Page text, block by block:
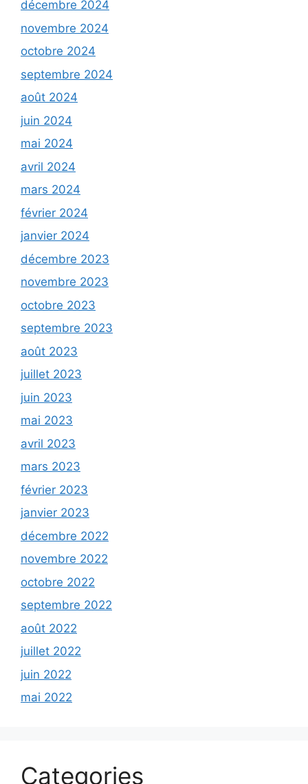
décembre 2024
novembre 2024
octobre 2024
septembre 2024
août 2024
juin 2024
mai 2024
avril 2024
mars 2024
février 2024
janvier 2024
décembre 2023
novembre 2023
octobre 2023
septembre 2023
août 2023
juillet 2023
juin 2023
mai 2023
avril 2023
mars 2023
février 2023
janvier 2023
décembre 2022
novembre 2022
octobre 2022
septembre 2022
août 2022
juillet 2022
juin 2022
mai 2022
Categories